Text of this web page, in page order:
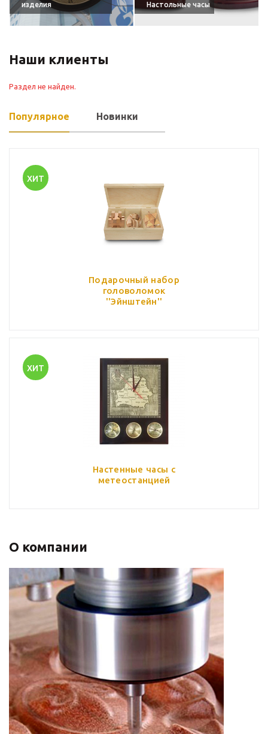
изделия
Настольные часы
Наши клиенты
Раздел не найден.
Популярное Новинки
ХИТ
Подарочный набор
головоломок
''Эйнштейн''
ХИТ
Настенные часы с
метеостанцией
О компании